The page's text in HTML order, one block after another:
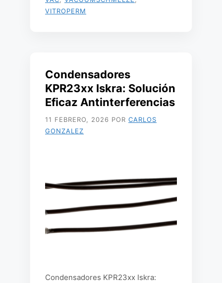
VITROPERM
Condensadores
KPR23xx Iskra: Solución
Eficaz Antinterferencias
11 FEBRERO, 2026 POR CARLOS
GONZALEZ
Condensadores KPR23xx Iskra: